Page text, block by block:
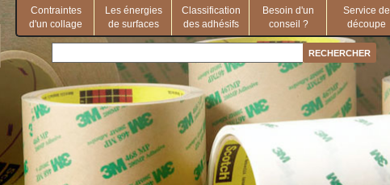
Contraintes
d'un collage
Les énergies
de surfaces
Classification
des adhésifs
Besoin d'un
conseil ?
Service de
découpe